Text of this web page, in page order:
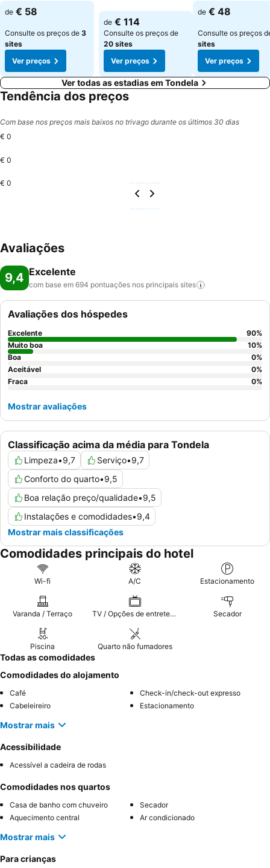
Ver preços
de € 58
Consulte os preços de 3
sites
Ver preços
Ver preços
de € 114
Consulte os preços de
20 sites
Ver preços
Ver preços
de € 48
Consulte os preços
sites
Ver preços
Ver todas as estadias em Tondela
Tendência dos preços
Com base nos preços mais baixos no trivago durante os últimos 30 dias
€ 0
€ 0
€ 0
Avaliações
9,4 Excelente
com base em 694 pontuações nos principais sites
Classificação acima da média para Tondela
Limpeza•9,7 Serviço•9,7
Conforto do quarto•9,5
Boa relação preço/qualidade•9,5
Instalações e comodidades•9,4
Mostrar mais classificações
Avaliações dos hóspedes
Excelente 90%
Muito boa
10%
Boa
0%
Aceitável
0%
Fraca
0%
Mostrar avaliações
Comodidades principais do hotel
Wi-fi A/C Estacionamento
Varanda / Terraço TV / Opções de entretenimento Secador
Piscina Quarto não fumadores
Todas as comodidades
Comodidades do alojamento
Café
Check-in/check-out expresso
Cabeleireiro
Estacionamento
Mostrar mais
Acessibilidade
Acessível a cadeira de rodas
Comodidades nos quartos
Casa de banho com chuveiro
Secador
Aquecimento central
Ar condicionado
Mostrar mais
Para crianças